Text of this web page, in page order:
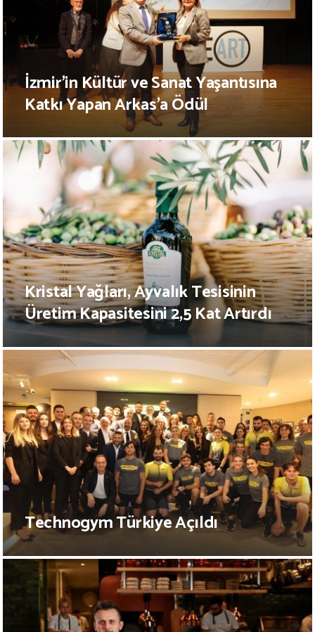
İzmir’in Kültür ve Sanat Yaşantısına
Katkı Yapan Arkas’a Ödül
Kristal Yağları, Ayvalık Tesisinin
Üretim Kapasitesini 2,5 Kat Artırdı
Technogym Türkiye Açıldı